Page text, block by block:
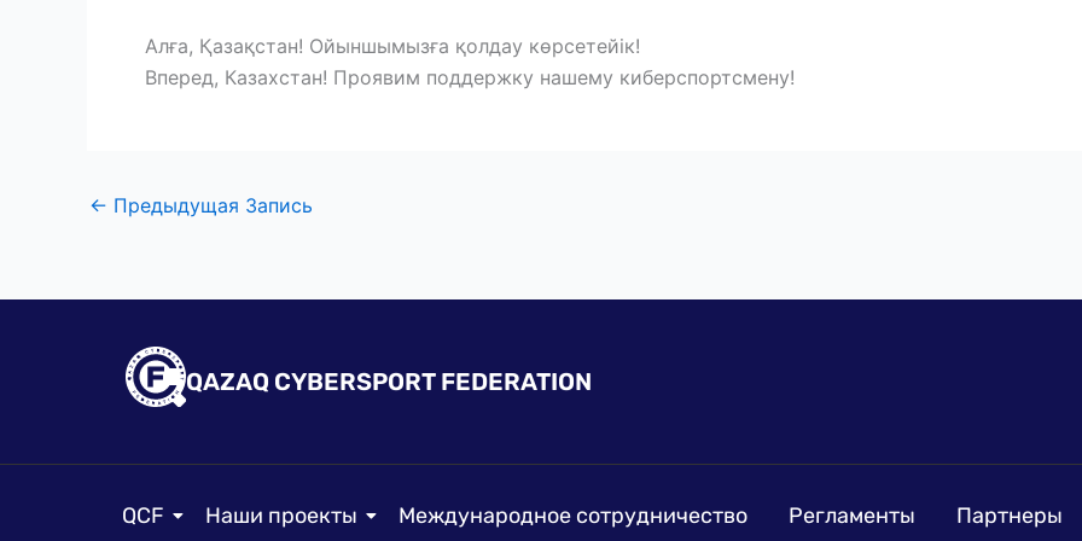
Алға, Қазақстан! Ойыншымызға қолдау көрсетейік!
Вперед, Казахстан! Проявим поддержку нашему киберспортсмену!
← Предыдущая Запись
QAZAQ CYBERSPORT FEDERATION
QCF Наши проекты Международное сотрудничество Регламенты Партнеры